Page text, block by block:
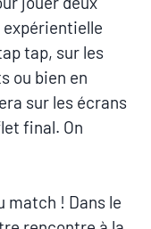
expérientielle
tap, sur les
ou bien en
sur les écrans
final. On
match ! Dans le